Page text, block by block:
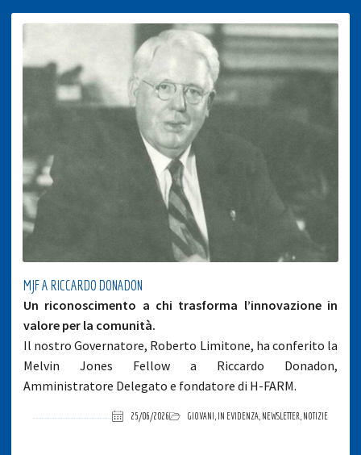
MJF A RICCARDO DONADON
Un riconoscimento a chi trasforma l’innovazione in
valore per la comunità.
Il nostro Governatore, Roberto Limitone, ha conferito la
Melvin Jones Fellow a Riccardo Donadon,
Amministratore Delegato e fondatore di H-FARM.
25/06/2026 GIOVANI IN EVIDENZA NEWSLETTER NOTIZIE